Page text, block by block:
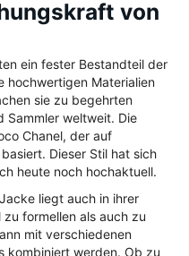
von
ein fester Bestandteil der
hochwertigen Materialien
sie zu begehrten
Sammler weltweit. Die
Chanel, der auf
Dieser Stil hat sich
heute noch hochaktuell.
liegt auch in ihrer
formellen als auch zu
mit verschiedenen
kombiniert werden. Ob zu